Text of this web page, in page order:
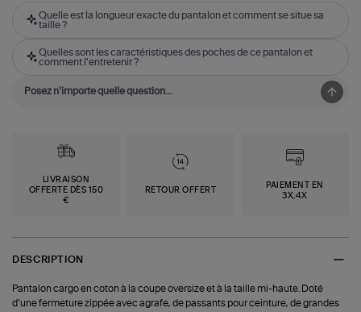
Quelle est la longueur exacte du pantalon et comment se situe sa
taille ?
Quelles sont les caractéristiques des poches de ce pantalon et
comment l'entretenir ?
LIVRAISON
OFFERTE DÈS 150
€
RETOUR OFFERT
PAIEMENT EN
3X,4X
DESCRIPTION
Pantalon cargo en coton à la coupe oversize et à la taille mi-haute. Doté
d’une fermeture zippée avec agrafe, de passants pour ceinture, de grandes